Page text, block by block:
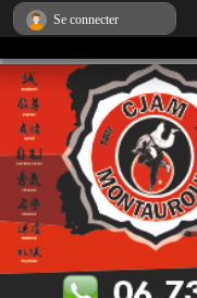
Se connecter
Panneau de gestion des